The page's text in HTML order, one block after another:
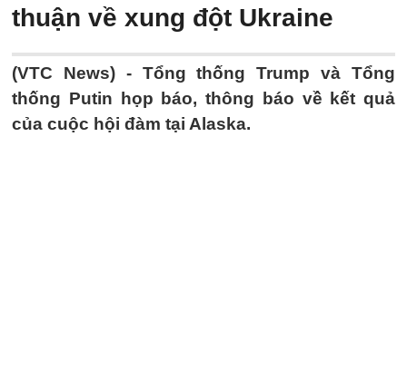
thuận về xung đột Ukraine
(VTC News) - Tổng thống Trump và Tổng
thống Putin họp báo, thông báo về kết quả
của cuộc hội đàm tại Alaska.